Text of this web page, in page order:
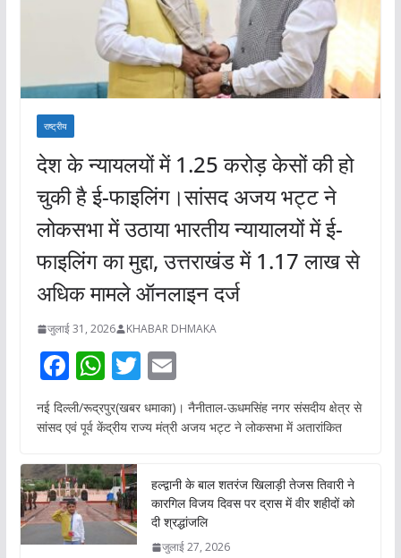
राष्ट्रीय
देश के न्यायलयों में 1.25 करोड़ केसों की हो
चुकी है ई-फाइलिंग।सांसद अजय भट्ट ने
लोकसभा में उठाया भारतीय न्यायालयों में ई-
फाइलिंग का मुद्दा, उत्तराखंड में 1.17 लाख से
अधिक मामले ऑनलाइन दर्ज
जुलाई 31, 2026 KHABAR DHMAKA
F
ac
e
o
o
k
W
h
at
A
p
p
T
w
itt
E
m
ai
नई दिल्ली/रूद्रपुर(खबर धमाका)। नैनीताल-ऊधमसिंह नगर संसदीय क्षेत्र से
सांसद एवं पूर्व केंद्रीय राज्य मंत्री अजय भट्ट ने लोकसभा में अतारांकित
हल्द्वानी के बाल शतरंज खिलाड़ी तेजस तिवारी ने
कारगिल विजय दिवस पर द्रास में वीर शहीदों को
दी श्रद्धांजलि
जुलाई 27, 2026